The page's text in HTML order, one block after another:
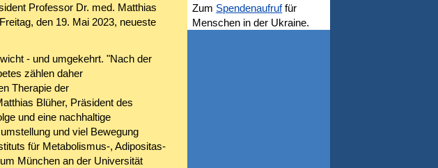
Professor Dr. med. Matthias
den 19. Mai 2023, neueste
- und umgekehrt. "Nach der
zählen daher
Therapie der
Blüher, Präsident des
und eine nachhaltige
und viel Bewegung
für Metabolismus-, Adipositas-
München an der Universität
Zum Spendenaufruffür
Menschen in der Ukraine.